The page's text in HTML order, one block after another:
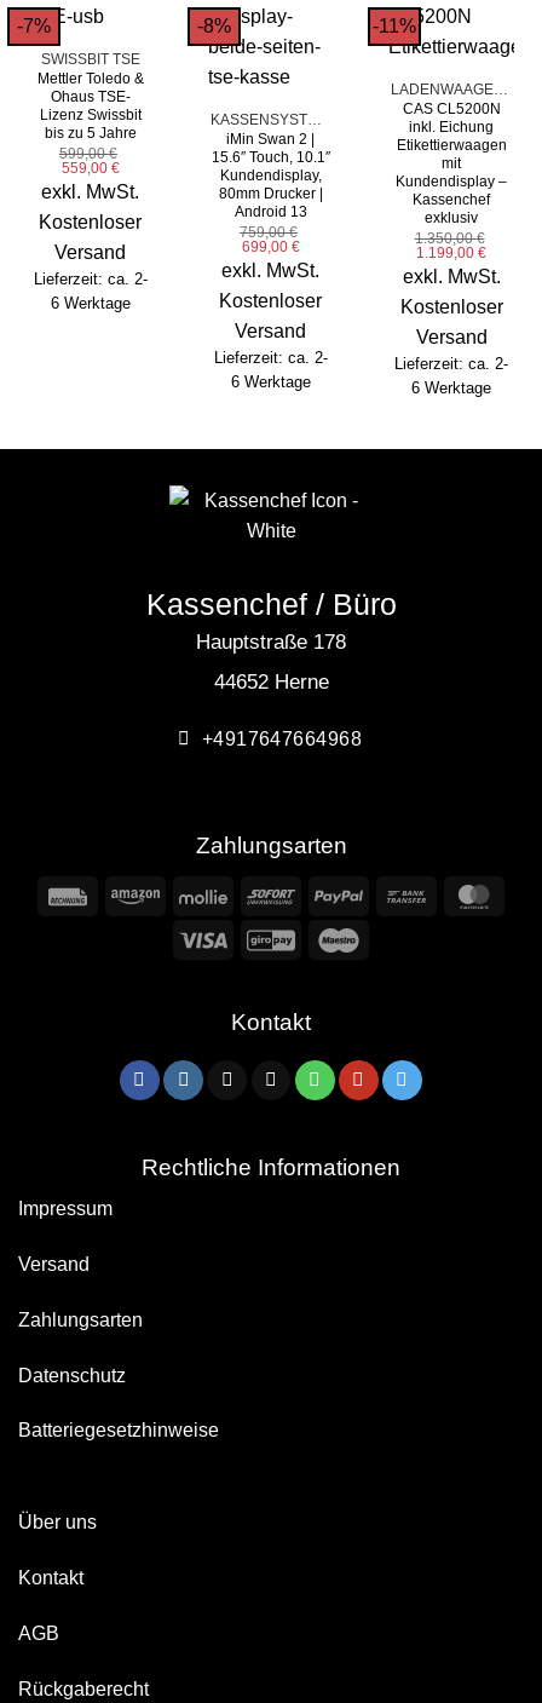
-7%
SWISSBIT TSE
Mettler Toledo &
Ohaus TSE-
Lizenz Swissbit
bis zu 5 Jahre
599,00€
Ursprünglicher
Preis
war:
559,00 €Aktueller
Preis
ist:
exkl. MwSt.
Kostenloser
Versand
Lieferzeit: ca. 2-
6 Werktage
-8%
KASSENSYSTEME
iMin Swan 2 |
15.6″ Touch, 10.1″
Kundendisplay,
80mm Drucker |
Android 13
759,00€
Ursprünglicher
Preis
war:
699,00 €Aktueller
Preis
ist:
exkl. MwSt.
Kostenloser
Versand
Lieferzeit: ca. 2-
6 Werktage
-11%
LADENWAAGEN / WAAGEN
CAS CL5200N
inkl. Eichung
Etikettierwaagen
mit
Kundendisplay –
Kassenchef
exklusiv
1.350,00€
Ursprünglicher
Preis
war:
1.199,00€
Preis
ist:
exkl. MwSt.
Kostenloser
Versand
Lieferzeit: ca. 2-
6 Werktage
Kassenchef / Büro
Hauptstraße 178
44652 Herne
+4917647664968
Zahlungsarten
RechungAmazonMollie Sofort PayPal
Bank
Visa GiroPay
Kontakt
Rechtliche Informationen
Impressum
Versand
Zahlungsarten
Datenschutz
Batteriegesetzhinweise
Über uns
Kontakt
AGB
Rückgaberecht